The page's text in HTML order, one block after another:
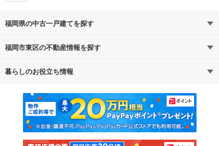
福岡県の中古一戸建てを探す
路線・駅から探す
通勤・通学時間から探す
福岡市東区の不動産情報を探す
不動産・住宅
新築マンション 中古マンション
新築一戸建て 中古一戸建て
暮らしのお役立ち情報
マンションカタログ 教えて！住まいの先生